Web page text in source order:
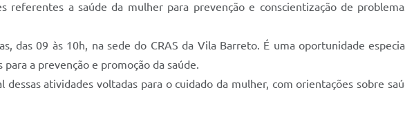
referentes a saúde da mulher para prevenção e conscientização de
das 09 às 10h, na sede do CRAS da Vila Barreto. É uma oportunidade
a prevenção e promoção da saúde.
atividades voltadas para o cuidado da mulher, com orientações sobre